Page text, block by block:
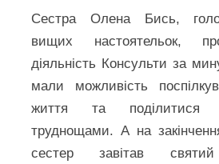
Сестра Олена Бись,
вищих настоятельок,
діяльність Консульти за
мали можливість
життя та
труднощами. А на
сестер завітав